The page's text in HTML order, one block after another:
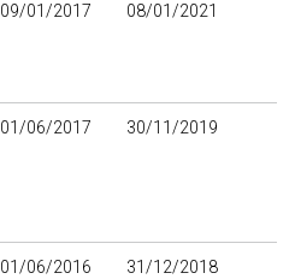
09/01/2017 08/01/2021
01/06/2017 30/11/2019
01/06/2016 31/12/2018